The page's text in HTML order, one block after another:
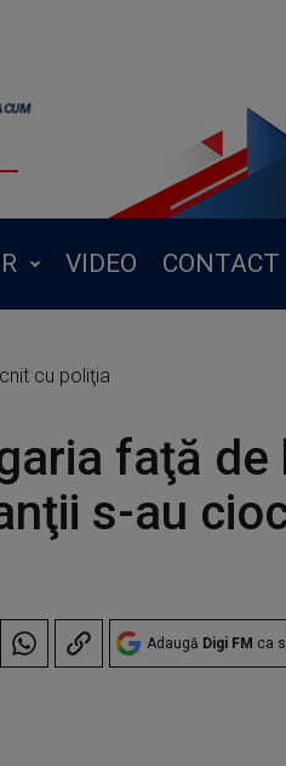
VIDEO CONTACT
cu poliţia
faţă de
s-au
Adaugă Digi FM ca